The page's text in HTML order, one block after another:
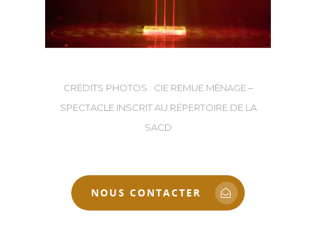
CRÉDITS PHOTOS : CIE REMUE MÉNAGE –
SPECTACLE INSCRIT AU RÉPERTOIRE DE LA
SACD
NOUS CONTACTER